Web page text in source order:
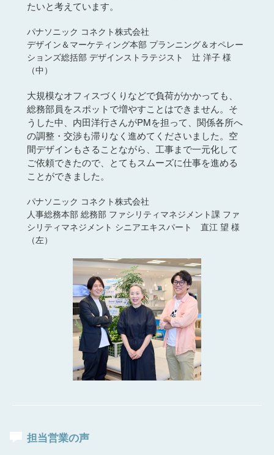
デザイン＆マーケティング本部 プランニング＆オペレー
ションズ総括部デザインストラテジスト 辻 洋子 様
（中）
総務部員をスポットで増やすことはできません。そ
うした中、内田洋行さんがPMを担って、関係各所へ
の調整・交渉も滞りなく進めてくださいました。空
間デザインもさることながら、工事まで一元化して
ご依頼できたので、とてもスムーズに仕事を進める
ことができました。
人事総務本部 総務部 ファシリティマネジメント課
シリティマネジメント シニアエキスパート 直江 望 様
（左）